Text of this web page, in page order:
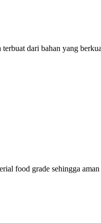
dari bahan yang
food grade sehingga